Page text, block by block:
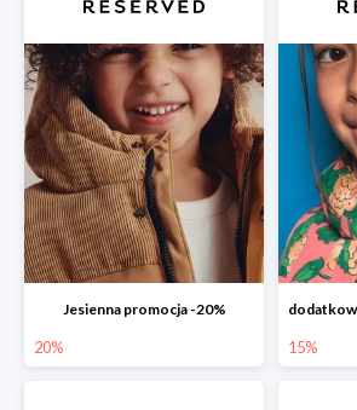
Jesienna promocja -20%
20% 15%